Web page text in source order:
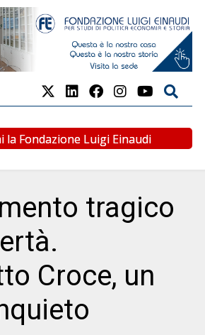
la Fondazione Luigi Einaudi
tragico
Croce, un